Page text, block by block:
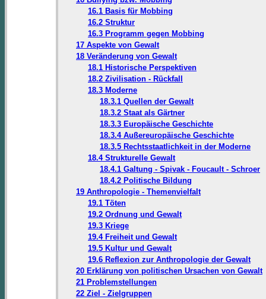
16.1 Basis für Mobbing
16.2 Struktur
16.3 Programm gegen Mobbing
17 Aspekte von Gewalt
18 Veränderung von Gewalt
18.1 Historische Perspektiven
18.2 Zivilisation - Rückfall
18.3 Moderne
18.3.1 Quellen der Gewalt
18.3.2 Staat als Gärtner
18.3.3 Europäische Geschichte
18.3.4 Außereuropäische Geschichte
18.3.5 Rechtsstaatlichkeit in der Moderne
18.4 Strukturelle Gewalt
18.4.1 Galtung - Spivak - Foucault - Schroer
18.4.2 Politische Bildung
19 Anthropologie - Themenvielfalt
19.1 Töten
19.2 Ordnung und Gewalt
19.3 Kriege
19.4 Freiheit und Gewalt
19.5 Kultur und Gewalt
19.6 Reflexion zur Anthropologie der Gewalt
20 Erklärung von politischen Ursachen von Gewalt
21 Problemstellungen
22 Ziel - Zielgruppen